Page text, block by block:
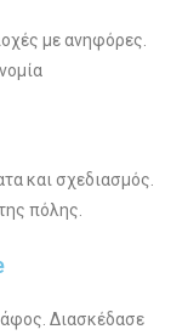
με ανηφόρες.
και σχεδιασμός.
πόλης.
Διασκέδασε